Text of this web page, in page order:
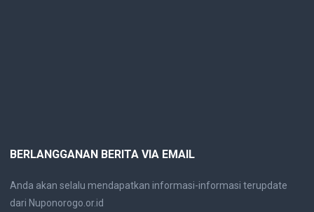
BERLANGGANAN BERITA VIA EMAIL
Anda akan selalu mendapatkan informasi-informasi terupdate
dari Nuponorogo.or.id